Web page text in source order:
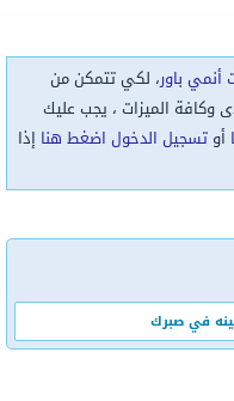
أنمي باور، لكي تتمكن من
وكافة الميزات ، يجب عليك
أوتسجيل الدخول اضغط هنا إذا
في صبرك